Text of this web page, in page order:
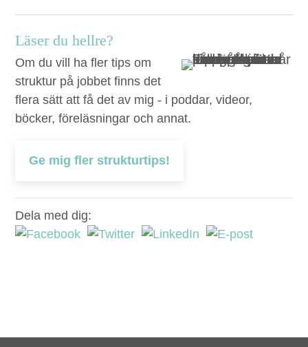
Läser du hellre?
Om du vill ha fler tips om
struktur på jobbet finns det
flera sätt att få det av mig - i poddar, videor,
böcker, föreläsningar och annat.
Ge mig fler strukturtips!
Dela med dig: